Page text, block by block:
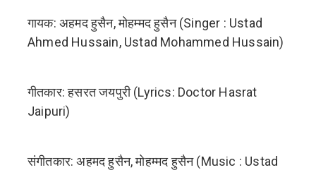
गायक: अहमद हुसैन, मोहम्मद हुसैन (Singer : Ustad
Ahmed Hussain, Ustad Mohammed Hussain)
गीतकार: हसरत जयपुरी (Lyrics: Doctor Hasrat
Jaipuri)
संगीतकार: अहमद हुसैन, मोहम्मद हुसैन (Music : Ustad